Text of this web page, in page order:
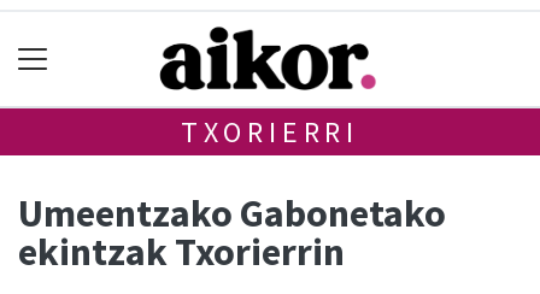
TXORIERRI
Umeentzako Gabonetako
ekintzak Txorierrin